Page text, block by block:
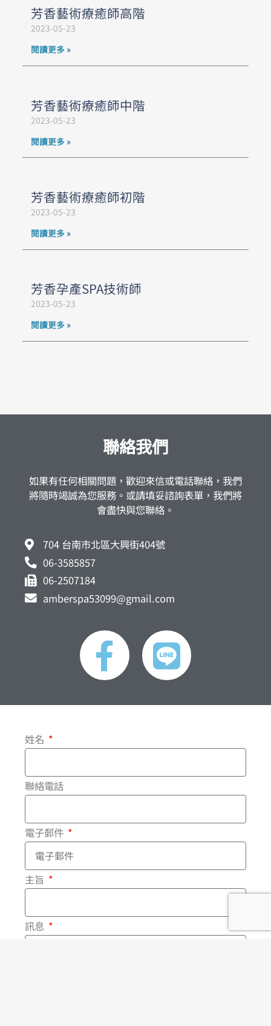
芳香藝術療癒師高階
2023-05-23
閱讀更多 »
芳香藝術療癒師中階
2023-05-23
閱讀更多 »
芳香藝術療癒師初階
2023-05-23
閱讀更多 »
芳香孕產SPA技術師
2023-05-23
閱讀更多 »
聯絡我們
如果有任何相關問題，歡迎來信或電話聯絡，我們
將隨時竭誠為您服務。或請填妥諮詢表單，我們將
會盡快與您聯絡。
704 台南市北區大興街404號
06-3585857
06-2507184
amberspa53099@gmail.com
F
a
c
b
o
o
k
-
f
L
i
n
姓名
聯絡電話
電子郵件
主旨
訊息